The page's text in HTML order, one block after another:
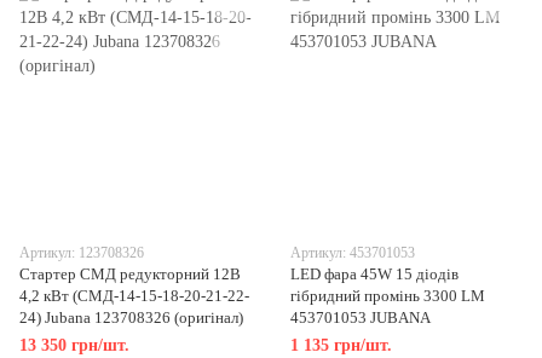
Артикул: 123708326
Стартер СМД редукторний 12В
4,2 кВт (СМД-14-15-18-20-21-22-
24) Jubana 123708326 (оригінал)
13 350 грн/шт.
Артикул: 453701053
LED фара 45W 15 діодів
гібридний промінь 3300 LM
453701053 JUBANA
1 135 грн/шт.